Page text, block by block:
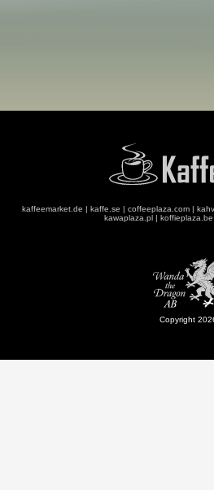
kaffeemarket.de | kaffe.se | coffeeplaza.com|
kawaplaza.pl| koffieplaza.be
Copyright